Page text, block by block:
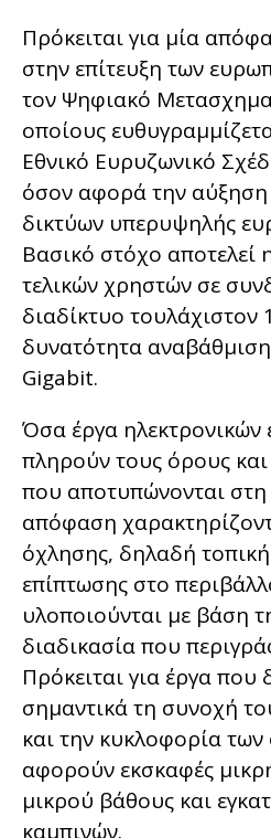
Πρόκειται για μία
στην επίτευξη των
τον Ψηφιακό
οποίους
Εθνικό Ευρυζωνικό
όσον αφορά την
δικτύων υπερυψηλής
Βασικό στόχο
τελικών χρηστών σε
διαδίκτυο τουλάχιστον
δυνατότητα
Gigabit.
Όσα έργα ηλεκτρονικών
πληρούν τους όρους και
που αποτυπώνονται στη
απόφαση
όχλησης, δηλαδή
επίπτωσης στο
υλοποιούνται με βάση
διαδικασία που
Πρόκειται για έργα
σημαντικά τη συνοχή
και την κυκλοφορία
αφορούν εκσκαφές
μικρού βάθους και
καμπινών.